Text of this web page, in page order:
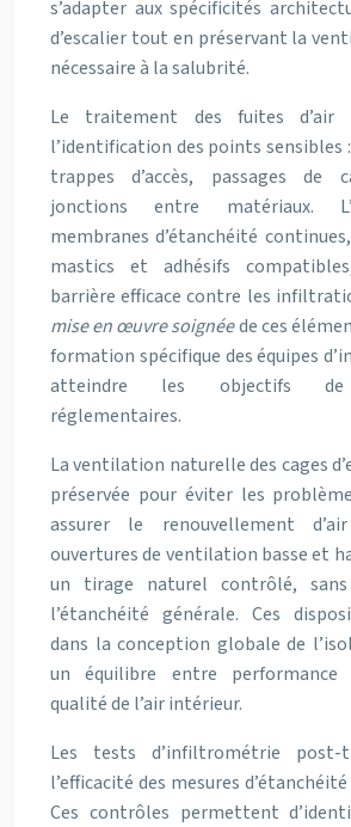
s’adapter aux spécificités
d’escalier tout en préservant la
nécessaire à la salubrité.
Le traitement des fuites d’air
l’identification des points sensibles
trappes d’accès, passages de
jonctions entre matériaux.
membranes d’étanchéité
mastics et adhésifs
barrière efficace contre les
mise en œuvre soignéede ces
formation spécifique des équipes
atteindre les objectifs de
réglementaires.
La ventilation naturelle des cages
préservée pour éviter les
assurer le renouvellement
ouvertures de ventilation basse et
un tirage naturel contrôlé,
l’étanchéité générale. Ces
dans la conception globale de
un équilibre entre performance
qualité de l’air intérieur.
Les tests d’infiltrométrie post-
l’efficacité des mesures
Ces contrôles permettent